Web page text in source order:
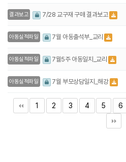
결과보고 7/28 교구재 구매 결과보고
아동실적파일 7월 아동출석부_교리
아동실적파일 7월5주 아동일지_교리
아동실적파일 7월 부모상담일지_해강
1 2 3 4 5 6